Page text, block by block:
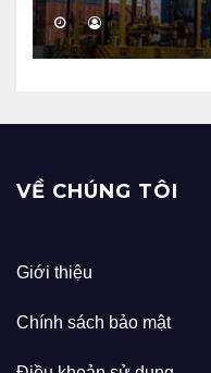
VỀ CHÚNG TÔI
Giới thiệu
Chính sách bảo mật